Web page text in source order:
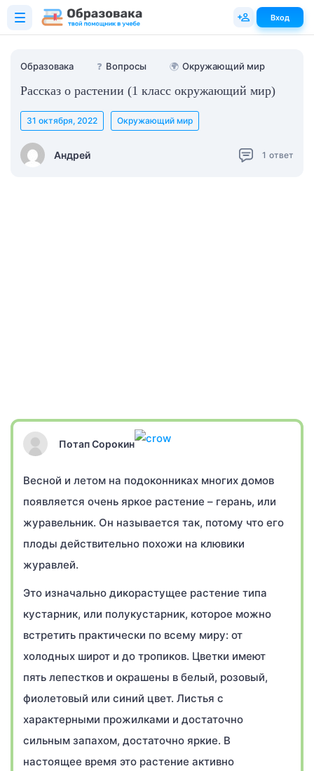
Образовака ❓ Вопросы 🌍 Окружающий мир
Рассказ о растении (1 класс окружающий мир)
Андрей
31 октября, 2022 Окружающий мир
1 ответ
Потап Сорокин
Весной и летом на подоконниках многих домов
появляется очень яркое растение – герань, или
журавельник. Он называется так, потому что его
плоды действительно похожи на клювики
журавлей.
Это изначально дикорастущее растение типа
кустарник, или полукустарник, которое можно
встретить практически по всему миру: от
холодных широт и до тропиков. Цветки имеют
пять лепестков и окрашены в белый, розовый,
фиолетовый или синий цвет. Листья с
характерными прожилками и достаточно
сильным запахом, достаточно яркие. В
настоящее время это растение активно
Вход